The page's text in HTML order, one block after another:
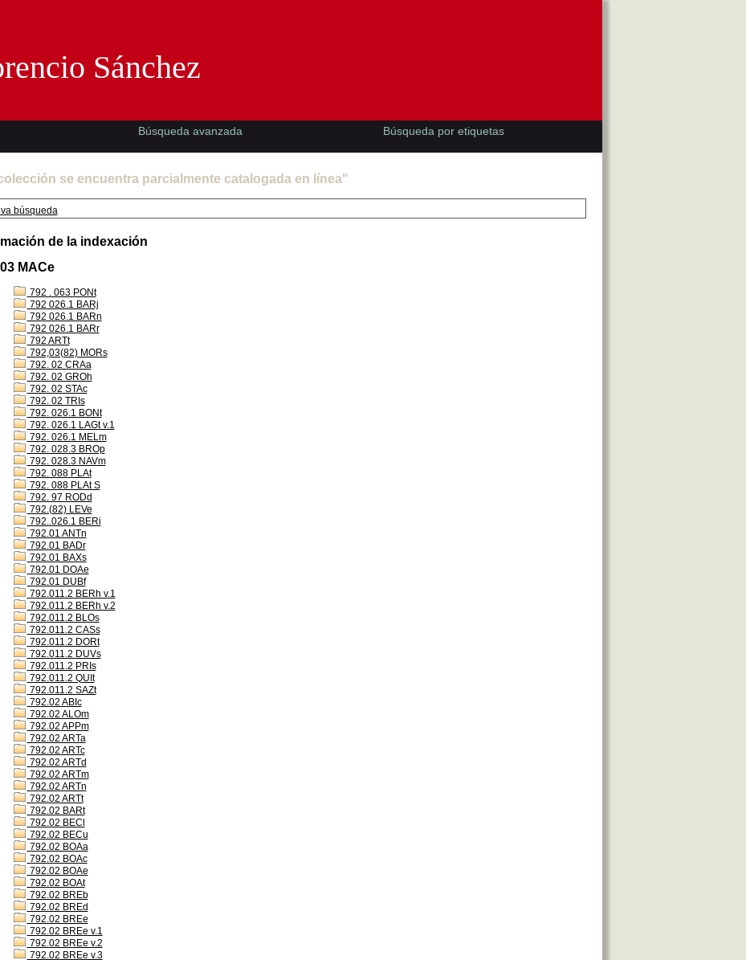
se encuentra parcialmente catalogada en línea"
búsqueda
de la indexación
MACe
792 . 063 PONt
792 026.1 BARj
792 026.1 BARn
792 026.1 BARr
792 ARTt
792,03(82) MORs
792. 02 CRAa
792. 02 GROh
792. 02 STAc
792. 02 TRIs
792. 026.1 BONt
792. 026.1 LAGt v.1
792. 026.1 MELm
792. 028.3 BROp
792. 028.3 NAVm
792. 088 PLAt
792. 088 PLAt S
792. 97 RODd
792.(82) LEVe
792..026.1 BERi
792.01 ANTn
792.01 BADr
792.01 BAXs
792.01 DOAe
792.01 DUBf
792.011.2 BERh v.1
792.011.2 BERh v.2
792.011.2 BLOs
792.011.2 CASs
792.011.2 DORt
792.011.2 DUVs
792.011.2 PRIs
792.011.2 QUIt
792.011.2 SAZt
792.02 ABIc
792.02 ALOm
792.02 APPm
792.02 ARTa
792.02 ARTc
792.02 ARTd
792.02 ARTm
792.02 ARTn
792.02 ARTt
792.02 BARt
792.02 BECl
792.02 BECu
792.02 BOAa
792.02 BOAc
792.02 BOAe
792.02 BOAt
792.02 BREb
792.02 BREd
792.02 BREe
792.02 BREe v.1
792.02 BREe v.2
792.02 BREe v.3
Sánchez
Búsqueda avanzada Búsqueda por etiquetas